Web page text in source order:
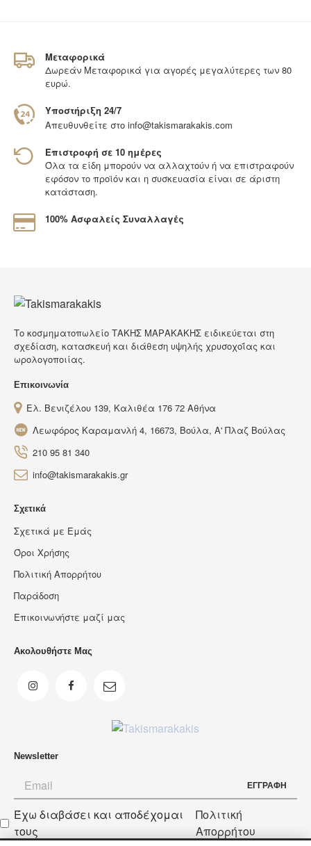
Μεταφορικά
Δωρεάν Μεταφορικά για αγορές μεγαλύτερες των 80
ευρώ.
Υποστήριξη 24/7
Απευθυνθείτε στο info@takismarakakis.com
Επιστροφή σε 10 ημέρες
Όλα τα είδη μπορούν να αλλαχτούν ή να επιστραφούν
εφόσον το προϊόν και η συσκευασία είναι σε άριστη
κατάσταση.
100% Ασφαλείς Συναλλαγές
Tο κοσμηματοπωλείο ΤΑΚΗΣ ΜΑΡΑΚΑΚΗΣ ειδικεύεται στη
σχεδίαση, κατασκευή και διάθεση υψηλής χρυσοχοΐας και
ωρολογοποιίας.
Επικοινωνία
Ελ. Βενιζέλου 139, Καλιθέα 176 72 Αθήνα
Λεωφόρος Καραμανλή 4, 16673, Βούλα, Α' Πλαζ Βούλας
210 95 81 340
info@takismarakakis.gr
Σχετικά
Σχετικά με Εμάς
Όροι Χρήσης
Πολιτική Απορρήτου
Παράδοση
Επικοινωνήστε μαζί μας
Ακολουθήστε Μας
Newsletter
ΕΓΓΡΑΦΗ
Newsletter
Έχω διαβάσει και αποδέχομαι
τους
Πολιτική
Απορρήτου